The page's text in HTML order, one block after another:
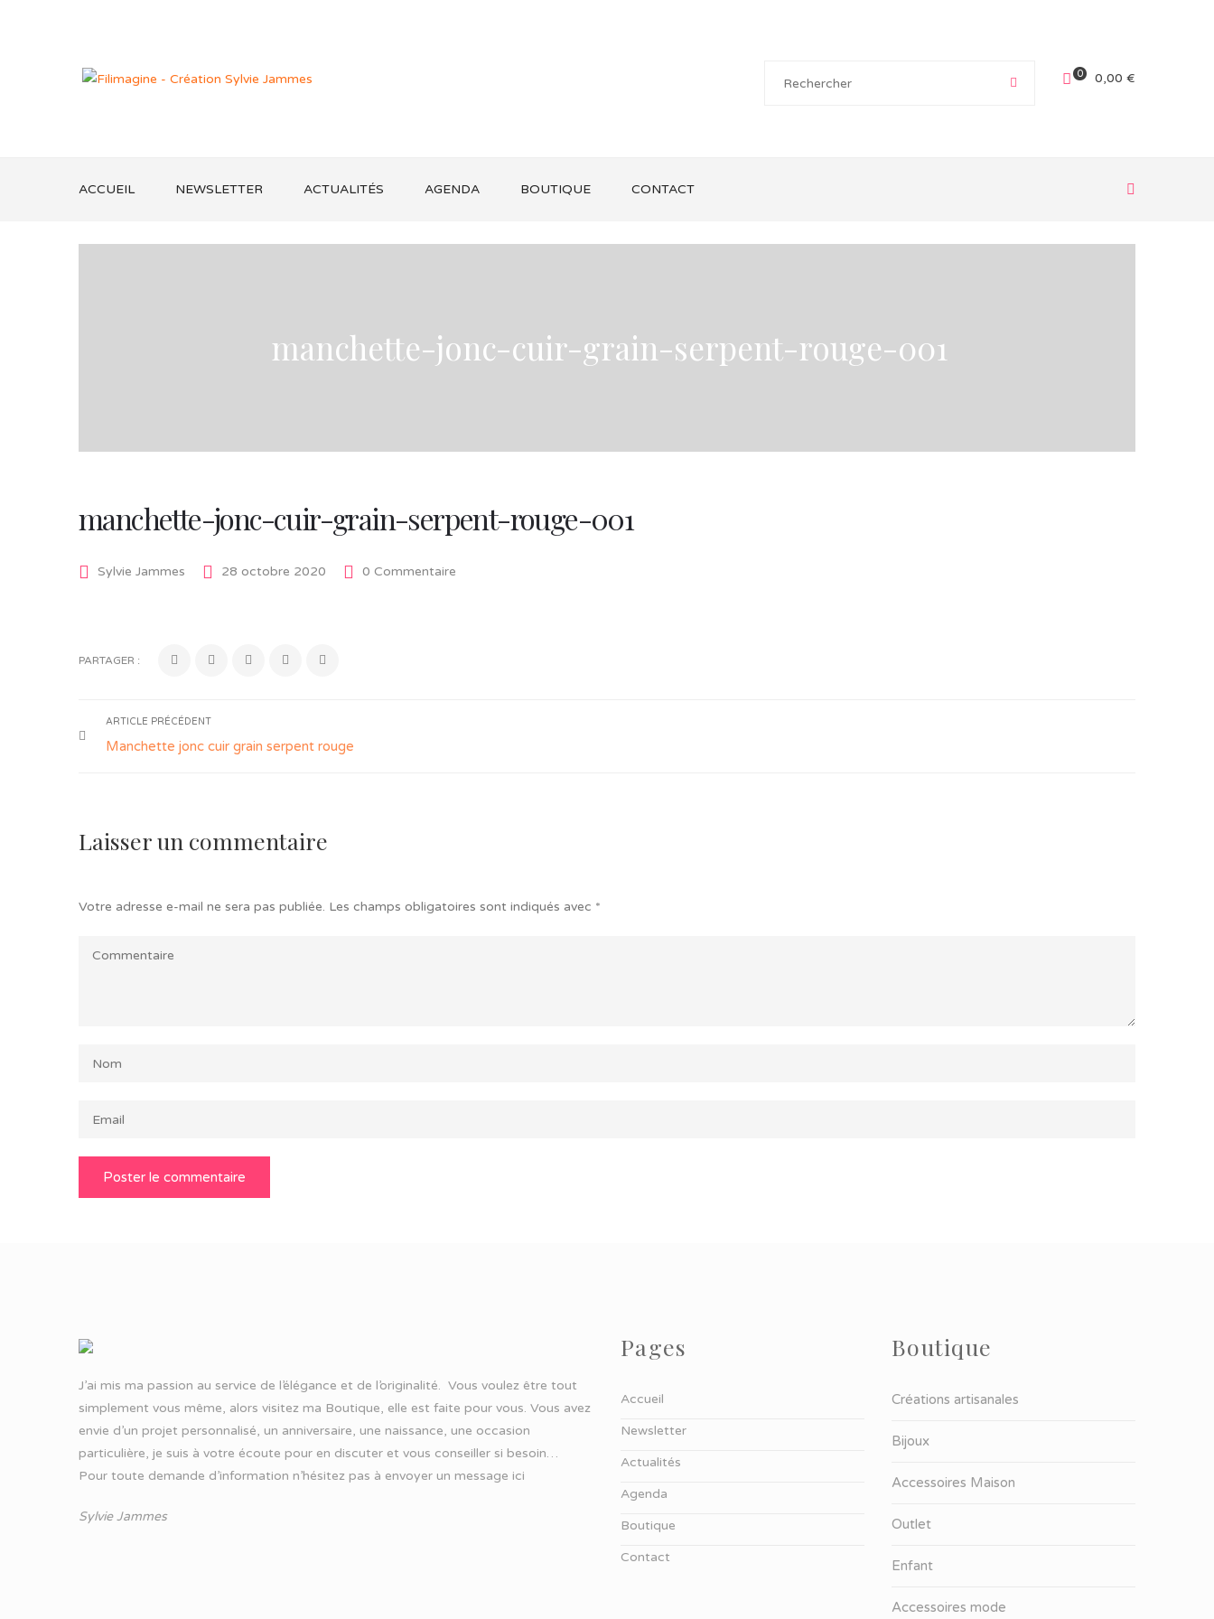
0 0,00 €
ACCUEIL NEWSLETTER ACTUALITÉS AGENDA BOUTIQUE CONTACT
manchette-jonc-cuir-grain-serpent-rouge-001
manchette-jonc-cuir-grain-serpent-rouge-001
Sylvie Jammes 28 octobre 2020 0 Commentaire
PARTAGER :
ARTICLE PRÉCÉDENT
Manchette jonc cuir grain serpent rouge
Laisser un commentaire
Votre adresse e-mail ne sera pas publiée. Les champs obligatoires sont indiqués avec *
J’ai mis ma passion au service de l’élégance et de l’originalité. Vous voulez être tout
simplement vous même, alors visitez ma Boutique, elle est faite pour vous. Vous avez
envie d’un projet personnalisé, un anniversaire, une naissance, une occasion
particulière, je suis à votre écoute pour en discuter et vous conseiller si besoin…
Pour toute demande d’information n’hésitez pas à envoyer un message ici
Sylvie Jammes
Pages
Accueil
Newsletter
Actualités
Agenda
Boutique
Contact
Boutique
Créations artisanales
Bijoux
Accessoires Maison
Outlet
Enfant
Accessoires mode